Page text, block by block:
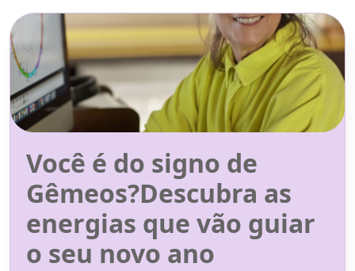
Você é do signo de
Gêmeos?Descubra as
energias que vão guiar
o seu novo ano